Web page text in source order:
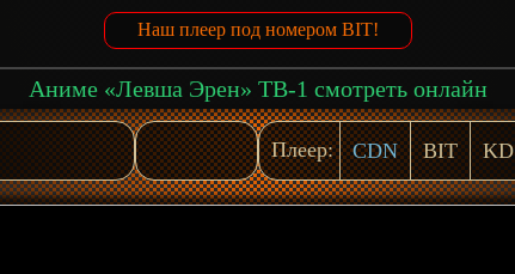
Наш плеер под номером BIT!
Аниме «Левша Эрен» ТВ-1 смотреть онлайн
Плеер: CDN BIT KD